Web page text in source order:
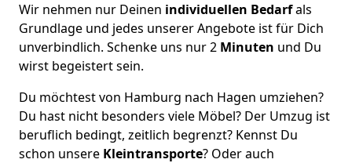
Wir nehmen nur Deinen individuellen Bedarfals
Grundlage und jedes unserer Angebote ist für Dich
unverbindlich. Schenke uns nur 2 Minuten und Du
wirst begeistert sein.
Du möchtest von Hamburg nach Hagen umziehen?
Du hast nicht besonders viele Möbel? Der Umzug ist
beruflich bedingt, zeitlich begrenzt? Kennst Du
schon unsere Kleintransporte? Oder auch